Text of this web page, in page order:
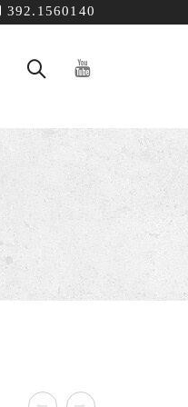
392.1560140